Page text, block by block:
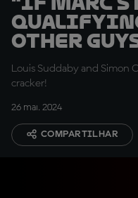
other
trouble,
Louis Suddaby and Simon
cracker!
26 mai. 2024
COMPARTILHAR